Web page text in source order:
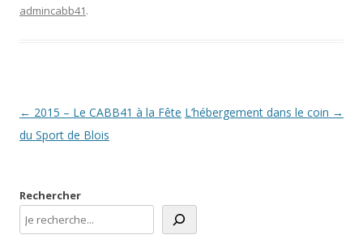
admincabb41.
Navigation
des
← 2015 – Le CABB41 à la Fête
du Sport de Blois
L’hébergement dans le coin →
Rechercher